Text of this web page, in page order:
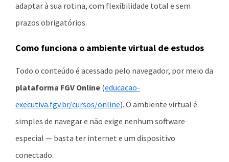
adaptar à sua rotina, com flexibilidade total e sem
prazos obrigatórios.
Como funciona o ambiente virtual de estudos
Todo o conteúdo é acessado pelo navegador, por meio da
plataforma FGV Online (educacao-
executiva.fgv.br/cursos/online). O ambiente virtual é
simples de navegar e não exige nenhum software
especial — basta ter internet e um dispositivo
conectado.